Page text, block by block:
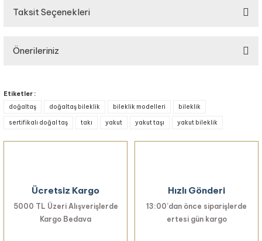
Taksit Seçenekleri
Önerileriniz
Görüş ve önerileriniz için teşekkür ederiz.
Ürün resmi kalitesiz, bozuk veya görüntülenemiyor.
Ürün fiyatı diğer sitelerden daha pahalı.
Bu ürüne benzer farklı alternatifler olmalı.
Etiketler :
doğaltaş
doğaltaş bileklik bileklik modelleri bileklik
sertifikalı doğal taş takı yakut yakut taşı yakut bileklik
Ücretsiz Kargo
5000 TL Üzeri Alışverişlerde
Kargo Bedava
Hızlı Gönderi
13:00’dan önce siparişlerde
ertesi gün kargo